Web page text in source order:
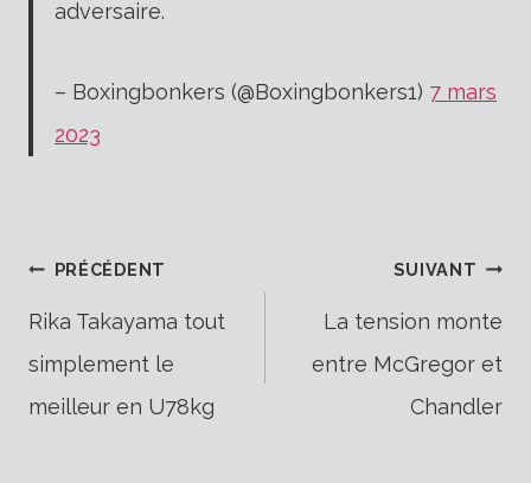
adversaire.
– Boxingbonkers (@Boxingbonkers1) 7 mars
2023
Navigation
de
PRÉCÉDENT
Rika Takayama tout
simplement le
meilleur en U78kg
SUIVANT
La tension monte
entre McGregor et
Chandler